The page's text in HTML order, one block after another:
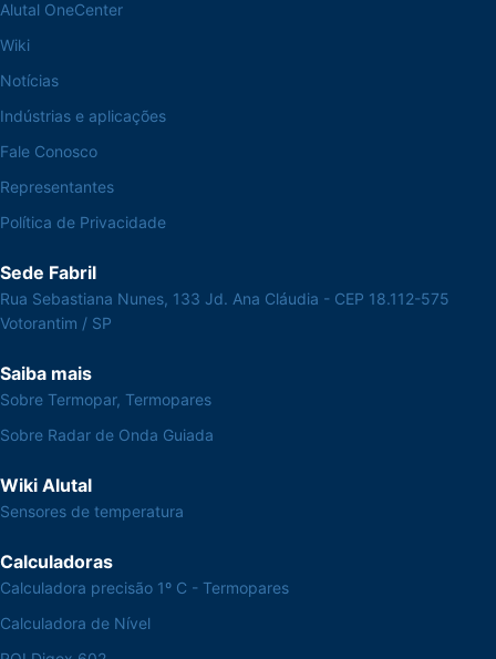
Alutal OneCenter
Wiki
Notícias
Indústrias e aplicações
Fale Conosco
Representantes
Política de Privacidade
Sede Fabril
Rua Sebastiana Nunes, 133 Jd. Ana Cláudia - CEP 18.112-575
Votorantim / SP
Saiba mais
Sobre Termopar, Termopares
Sobre Radar de Onda Guiada
Wiki Alutal
Sensores de temperatura
Calculadoras
Calculadora precisão 1º C - Termopares
Calculadora de Nível